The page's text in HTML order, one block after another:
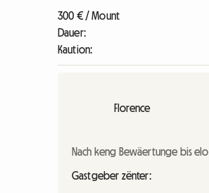
300 € / Mount
Dauer:
Kaution:
Florence
Nach keng Bewäertunge bis elo
Gastgeber zënter: